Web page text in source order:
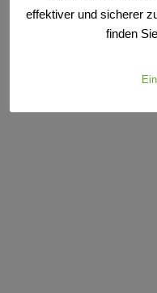
effektiver und sicherer
finden